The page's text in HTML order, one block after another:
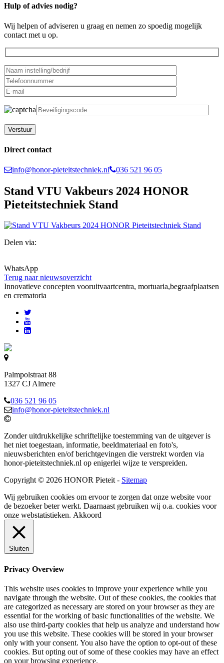
Hulp of advies nodig?
Wij helpen of adviseren u graag en nemen zo spoedig mogelijk
contact met u op.
Direct contact
info@honor-pieteitstechniek.nl 036 521 96 05
Stand VTU Vakbeurs 2024 HONOR
Pieteitstechniek Stand
Delen via:
WhatsApp
Terug naar nieuwsoverzicht
Innovatieve concepten vooruitvaartcentra, mortuaria,begraafplaatsen
en crematoria
Palmpolstraat 88
1327 CJ Almere
036 521 96 05
info@honor-pieteitstechniek.nl
Zonder uitdrukkelijke schriftelijke toestemming van de uitgever is
het niet toegestaan, informatie, beeldmateriaal en foto's,
nieuwsberichten en/of berichtgevingen die verstrekt worden via
honor-pieteitstechniek.nl op enigerlei wijze te verspreiden.
Copyright © 2026 HONOR Pieteit - Sitemap
Wij gebruiken cookies om ervoor te zorgen dat onze website voor
de bezoeker beter werkt. Daarnaast gebruiken wij o.a. cookies voor
onze webstatistieken. Akkoord
Sluiten
Privacy Overview
This website uses cookies to improve your experience while you
navigate through the website. Out of these cookies, the cookies that
are categorized as necessary are stored on your browser as they are
essential for the working of basic functionalities of the website. We
also use third-party cookies that help us analyze and understand how
you use this website. These cookies will be stored in your browser
only with your consent. You also have the option to opt-out of these
cookies. But opting out of some of these cookies may have an effect
on your browsing experience.